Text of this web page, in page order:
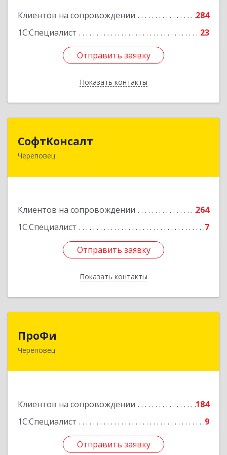
Клиентов на сопровождении
284
1С:Специалист
23
Отправить заявку
Показать контакты
Отправить заявку
Назад
СофтКонсалт
Череповец
Клиентов на сопровождении
264
1С:Специалист
7
Отправить заявку
Показать контакты
162614, Вологодская обл, Череповец г,
Отправить заявку
Назад
ПроФи
Череповец
Клиентов на сопровождении
184
1С:Специалист
9
Отправить заявку
162602, Вологодская обл, Череповец г,
Отправить заявку